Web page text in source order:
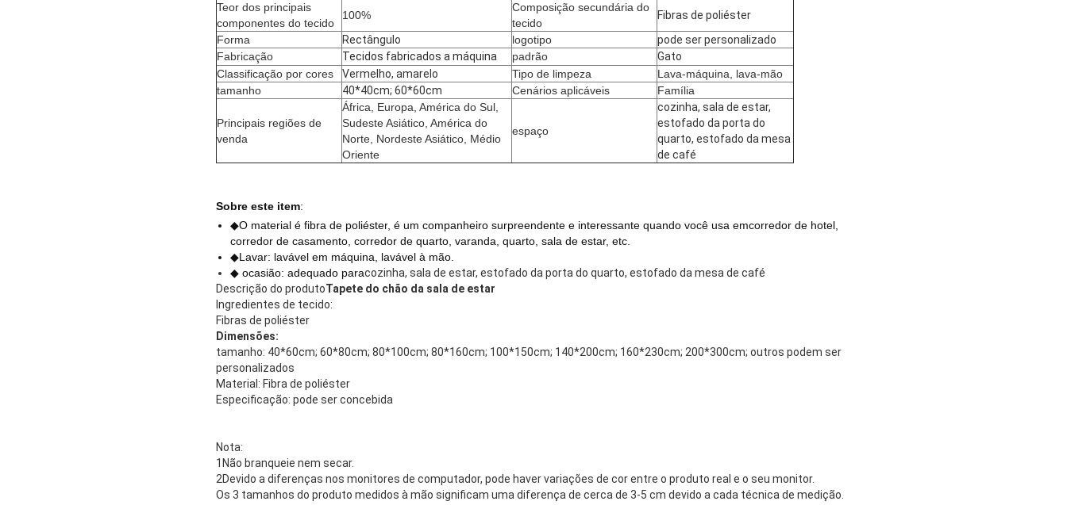
Teor dos principais
componentes do tecido
100%
Composição secundária do
tecido
Fibras de poliéster
Forma
Rectângulo logotipo
pode ser personalizado
Fabricação
Tecidos fabricados a máquina padrão
Gato
Classificação por cores
Vermelho, amarelo Tipo de limpeza
Lava-máquina, lava-mão
tamanho
40*40cm; 60*60cm Cenários aplicáveis Família
Principais regiões de
venda
África, Europa, América do Sul,
Sudeste Asiático, América do
Norte, Nordeste Asiático, Médio
Oriente
espaço
cozinha, sala de estar,
estofado da porta do
quarto, estofado da mesa
de café
Sobre este item:
◆O material é fibra de poliéster, é um companheiro surpreendente e interessante quando você usa emcorredor de hotel,
corredor de casamento, corredor de quarto, varanda, quarto, sala de estar, etc.
◆Lavar: lavável em máquina, lavável à mão.
◆ ocasião: adequado paracozinha, sala de estar, estofado da porta do quarto, estofado da mesa de café
Descrição do produtoTapete do chão da sala de estar
Ingredientes de tecido:
Fibras de poliéster
Dimensões:
tamanho: 40*60cm; 60*80cm; 80*100cm; 80*160cm; 100*150cm; 140*200cm; 160*230cm; 200*300cm; outros podem ser
personalizados
Material: Fibra de poliéster
Especificação: pode ser concebida
Nota:
1Não branqueie nem secar.
2Devido a diferenças nos monitores de computador, pode haver variações de cor entre o produto real e o seu monitor.
Os 3 tamanhos do produto medidos à mão significam uma diferença de cerca de 3-5 cm devido a cada técnica de medição.